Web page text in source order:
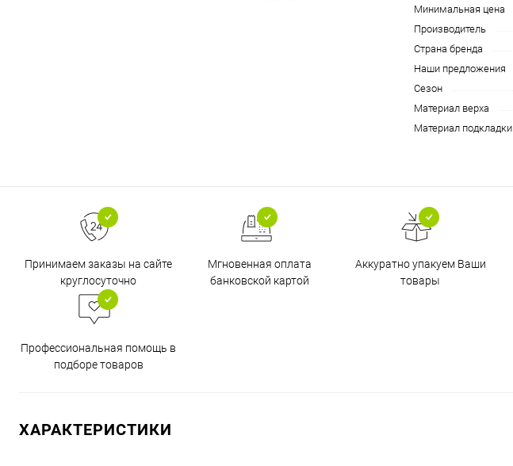
Минимальная цена
Производитель
Страна бренда
Наши предложения
Сезон
Материал верха
Материал подкладки
Принимаем заказы на сайте
круглосуточно
Мгновенная оплата
банковской картой
Аккуратно упакуем Ваши
товары
Профессиональная помощь в
подборе товаров
ХАРАКТЕРИСТИКИ